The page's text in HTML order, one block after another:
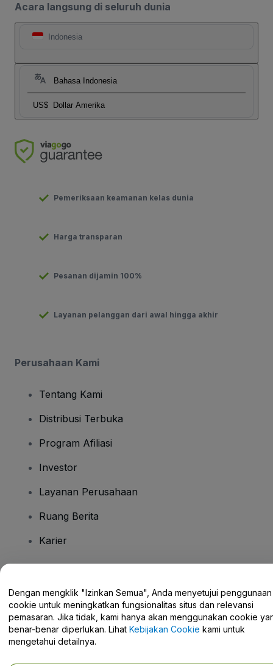
Acara langsung di seluruh dunia
Indonesia
Bahasa Indonesia
US$ Dollar Amerika
Pemeriksaan keamanan kelas dunia
Harga transparan
Pesanan dijamin 100%
Layanan pelanggan dari awal hingga akhir
Perusahaan Kami
Tentang Kami
Distribusi Terbuka
Program Afiliasi
Investor
Layanan Perusahaan
Ruang Berita
Karier
Pusat Bantuan / Hubungi Kami
Dengan mengklik "Izinkan Semua", Anda menyetujui penggunaan
cookie untuk meningkatkan fungsionalitas situs dan relevansi
pemasaran. Jika tidak, kami hanya akan menggunakan cookie
benar-benar diperlukan. Lihat Kebijakan Cookie kami untuk
mengetahui detailnya.